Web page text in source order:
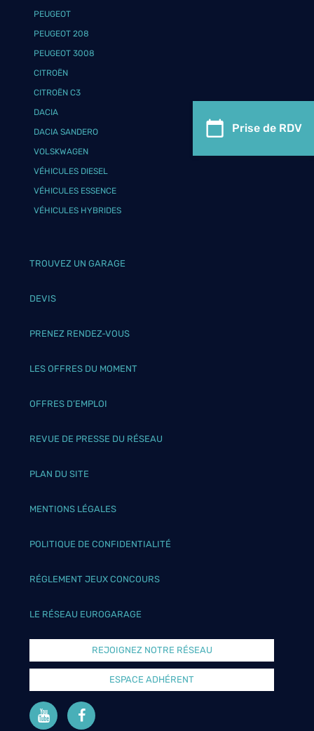
Prise de RDV
PEUGEOT
PEUGEOT 208
PEUGEOT 3008
CITROËN
CITROËN C3
DACIA
DACIA SANDERO
VOLSKWAGEN
VÉHICULES DIESEL
VÉHICULES ESSENCE
VÉHICULES HYBRIDES
TROUVEZ UN GARAGE
DEVIS
PRENEZ RENDEZ-VOUS
LES OFFRES DU MOMENT
OFFRES D’EMPLOI
REVUE DE PRESSE DU RÉSEAU
PLAN DU SITE
MENTIONS LÉGALES
POLITIQUE DE CONFIDENTIALITÉ
RÉGLEMENT JEUX CONCOURS
LE RÉSEAU EUROGARAGE
REJOIGNEZ NOTRE RÉSEAU
ESPACE ADHÉRENT